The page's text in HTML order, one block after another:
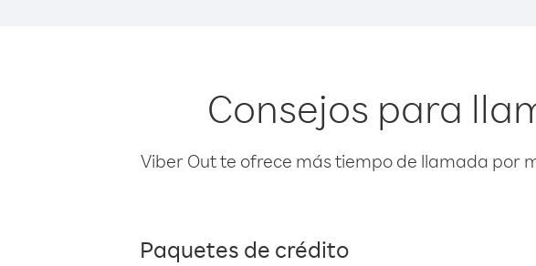
Consejos para
Viber Out te ofrece más tiempo de llamada por
Paquetes de crédito